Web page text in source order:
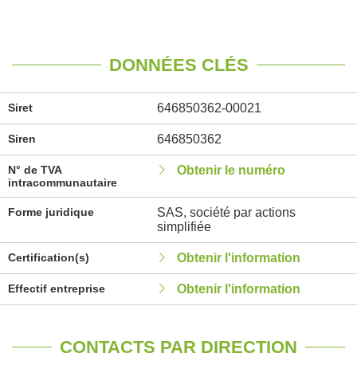
DONNÉES CLÉS
Siret 646850362-00021
Siren 646850362
N° de TVA
intracommunautaire
Obtenir le numéro
Forme juridique
SAS, société par actions
simplifiée
Certification(s) Obtenir l'information
Effectif entreprise Obtenir l'information
CONTACTS PAR DIRECTION